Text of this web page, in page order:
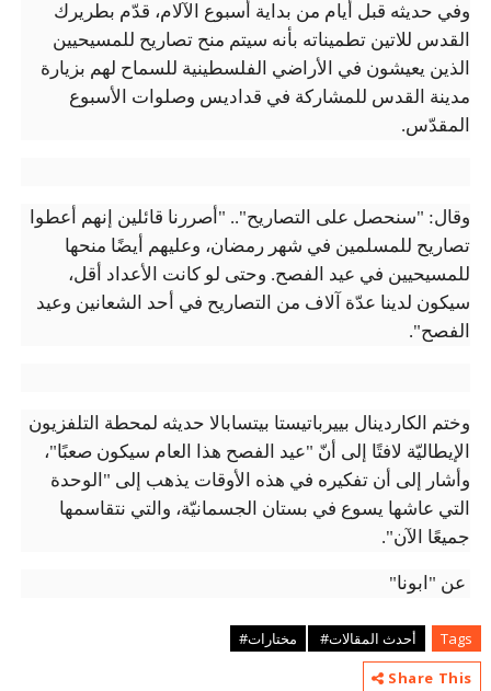
وفي حديثه قبل أيام من بداية أسبوع الآلام، قدّم بطريرك
القدس للاتين تطميناته بأنه سيتم منح تصاريح للمسيحيين
الذين يعيشون في الأراضي الفلسطينية للسماح لهم بزيارة
مدينة القدس للمشاركة في قداديس وصلوات الأسبوع
المقدّس.
وقال: "سنحصل على التصاريح".. "أصررنا قائلين إنهم أعطوا
تصاريح للمسلمين في شهر رمضان، وعليهم أيضًا منحها
للمسيحيين في عيد الفصح. وحتى لو كانت الأعداد أقل،
سيكون لدينا عدّة آلاف من التصاريح في أحد الشعانين وعيد
الفصح".
وختم الكاردينال بييرباتيستا بيتسابالا حديثه لمحطة التلفزيون
الإيطاليّة لافتًا إلى أنّ "عيد الفصح هذا العام سيكون صعبًا"،
وأشار إلى أن تفكيره في هذه الأوقات يذهب إلى "الوحدة
التي عاشها يسوع في بستان الجسمانيّة، والتي نتقاسمها
جميعًا الآن".
عن "ابونا"
Tags أحدث المقالات#
مختارات#
Share This